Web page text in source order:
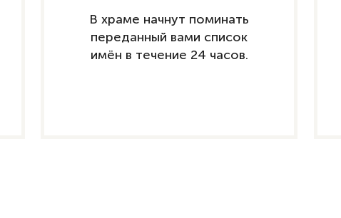
В храме начнут поминать
переданный вами список
имён в течение 24 часов.